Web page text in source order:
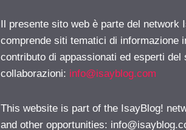
Il presente sito web è parte del network
comprende siti tematici di informazione
contributo di appassionati ed esperti
collaborazioni: info@isayblog.com
This website is part of the IsayBlog!
and other opportunities: